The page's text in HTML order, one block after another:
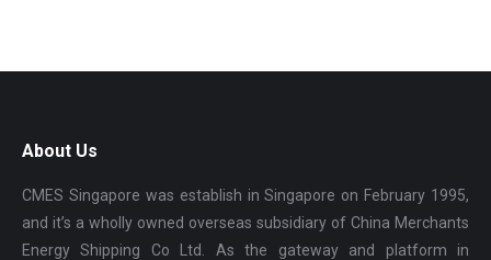
About Us
CMES Singapore was establish in Singapore on February 1995,
and it’s a wholly owned overseas subsidiary of China Merchants
Energy Shipping Co Ltd. As the gateway and platform in